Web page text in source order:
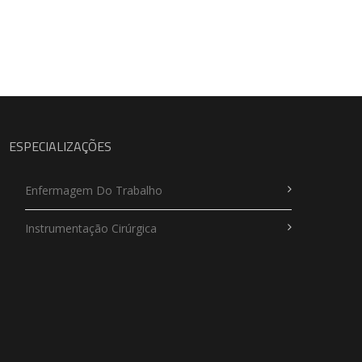
ESPECIALIZAÇÕES
Enfermagem Do Trabalho
Instrumentação Cirúrgica